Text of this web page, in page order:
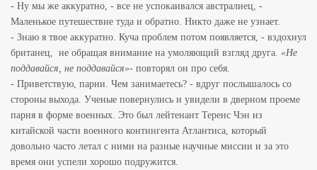
- Ну мы же аккуратно, - все не успокаивался австралиец, -
Маленькое путешествие туда и обратно. Никто даже не узнает.
- Знаю я твое аккуратно. Куча проблем потом появляется, - вздохнул
британец, не обращая внимание на умоляющий взгляд друга. «Не
поддавайся, не поддавайся»- повторял он про себя.
- Приветствую, парни. Чем занимаетесь? - вдруг послышалось со
стороны выхода. Ученые повернулись и увидели в дверном проеме
парня в форме военных. Это был лейтенант Теренс Чэн из
китайской части военного контингента Атлантиса, который
довольно часто летал с ними на разные научные миссии и за это
время они успели хорошо подружится.